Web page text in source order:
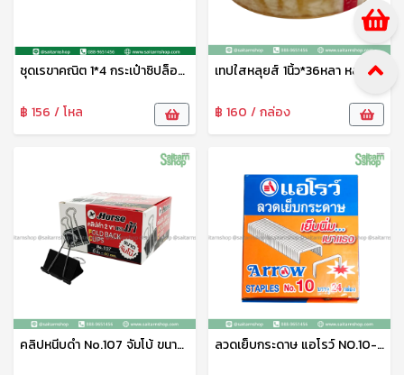
ชุดเรขาคณิต 1*4 กระเป๋าซิปล็อค Project(B.K.)
฿ 156 / โหล
เทปใสหลุยส์ 1นิ้ว*36หลา หลุยส์
฿ 160 / กล่อง
คลิปหนีบดำ No.107 จัมโบ้ ขนาด60mm. ม้า ลวดเย็บกระดาษ แอโรว์ NO.10-1 M ม้า